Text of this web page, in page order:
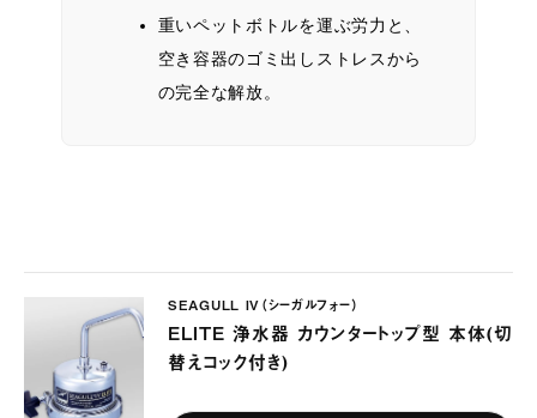
重いペットボトルを運ぶ労力と、
空き容器のゴミ出しストレスから
の完全な解放。
SEAGULL IV（シーガルフォー）
ELITE 浄水器 カウンタートップ型 本体(切
替えコック付き)